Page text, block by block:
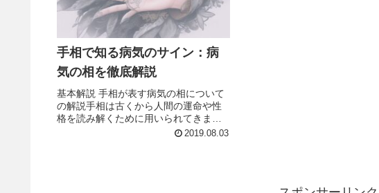
手相で知る病気のサイン：病
気の相を徹底解説
基本解説 手相が表す病気の相について
の解説手相は古くから人間の運命や性
格を読み解くために用いられてきまし
たが、身体の健康状態や病気のリスク
2019.08.03